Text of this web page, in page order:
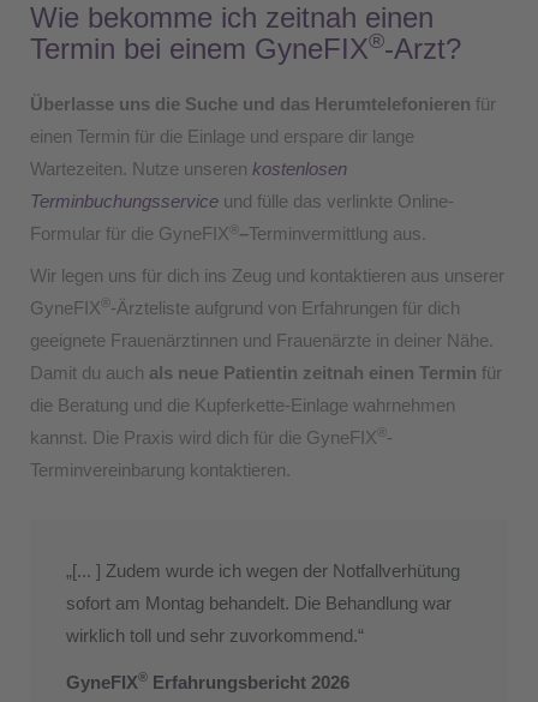
Wie bekomme ich zeitnah einen
Termin bei einem GyneFIX®-Arzt?
Überlasse uns die Suche und das Herumtelefonieren für
einen Termin für die Einlage und erspare dir lange
Wartezeiten. Nutze unseren kostenlosen
Terminbuchungsservice und fülle das verlinkte Online-
Formular für die GyneFIX ® –Terminvermittlung aus.
Wir legen uns für dich ins Zeug und kontaktieren aus unserer
GyneFIX ® -Ärzteliste aufgrund von Erfahrungen für dich
geeignete Frauenärztinnen und Frauenärzte in deiner Nähe.
Damit du auch als neue Patientin zeitnah einen Termin für
die Beratung und die Kupferkette-Einlage wahrnehmen
kannst. Die Praxis wird dich für die GyneFIX ® -
Terminvereinbarung kontaktieren.
„[... ] Zudem wurde ich wegen der Notfallverhütung
sofort am Montag behandelt. Die Behandlung war
wirklich toll und sehr zuvorkommend.“
GyneFIX® Erfahrungsbericht 2026